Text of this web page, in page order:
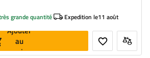
grande quantité Expedition le11 août
Ajouter
au
panier